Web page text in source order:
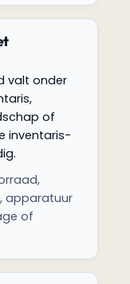
valt onder
of
inventaris-
apparatuur
of